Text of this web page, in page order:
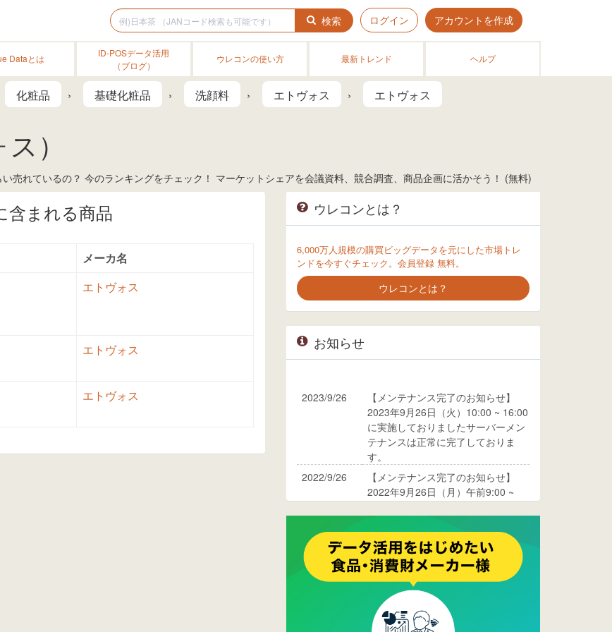
検索 ログイン アカウントを作成
Dataとは
ID-POSデータ活用
（ブログ）
ウレコンの使い方 最新トレンド ヘルプ
化粧品 基礎化粧品 洗顔料 エトヴォス エトヴォス
）
売れているの？ 今のランキングをチェック！ マーケットシェアを会議資料、競合調査、商品企画に活かそう！ (無料)
含まれる商品
メーカ名
エトヴォス
エトヴォス
エトヴォス
ウレコンとは？
6,000万人規模の購買ビッグデータを元にした市場トレ
ンドを今すぐチェック。会員登録 無料。
ウレコンとは？
お知らせ
2023/9/26
【メンテナンス完了のお知らせ】
2023年9月26日（火）10:00 ~ 16:00
に実施しておりましたサーバーメン
テナンスは正常に完了しておりま
す。
2022/9/26
【メンテナンス完了のお知らせ】
2022年9月26日（月）午前9:00 ~
ります。
2017/05/17
ウレコンでブログ掲載が始まりまし
た。ぜひご覧ください。
ウレコンのサイト機能を大幅バージ
ョンアップ。詳細はこちら。⇒
ページへ